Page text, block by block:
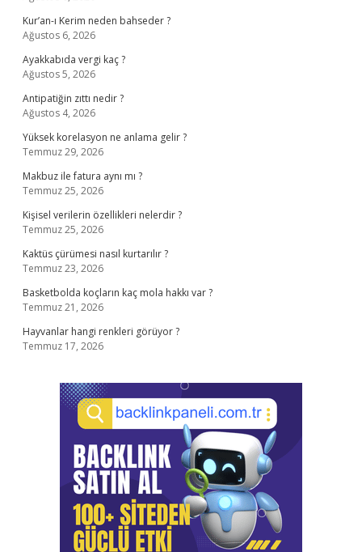
Kur’an-ı Kerim neden bahseder ?
Ağustos 6, 2026
Ayakkabıda vergi kaç ?
Ağustos 5, 2026
Antipatiğin zıttı nedir ?
Ağustos 4, 2026
Yüksek korelasyon ne anlama gelir ?
Temmuz 29, 2026
Makbuz ile fatura aynı mı ?
Temmuz 25, 2026
Kişisel verilerin özellikleri nelerdir ?
Temmuz 25, 2026
Kaktüs çürümesi nasıl kurtarılır ?
Temmuz 23, 2026
Basketbolda koçların kaç mola hakkı var ?
Temmuz 21, 2026
Hayvanlar hangi renkleri görüyor ?
Temmuz 17, 2026